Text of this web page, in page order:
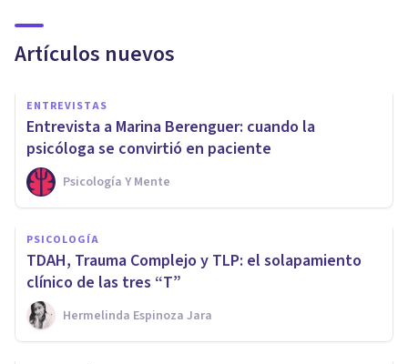
Artículos nuevos
ENTREVISTAS
Entrevista a Marina Berenguer: cuando la
psicóloga se convirtió en paciente
Psicología Y Mente
PSICOLOGÍA
TDAH, Trauma Complejo y TLP: el solapamiento
clínico de las tres “T”
Hermelinda Espinoza Jara